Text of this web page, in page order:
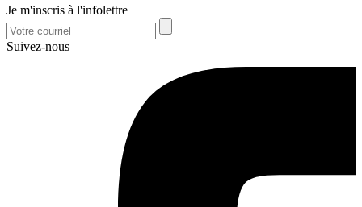
Je m'inscris à l'infolettre
Suivez-nous